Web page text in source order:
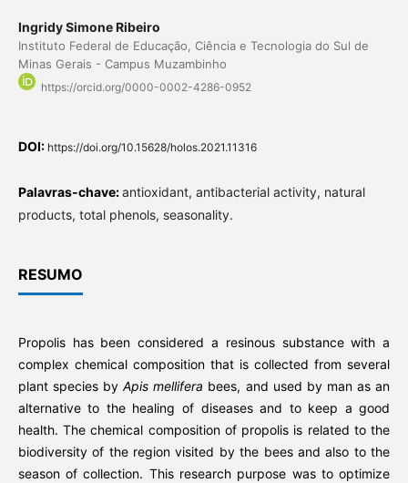
Ingridy Simone Ribeiro
Instituto Federal de Educação, Ciência e Tecnologia do Sul de
Minas Gerais - Campus Muzambinho
https://orcid.org/0000-0002-4286-0952
DOI: https://doi.org/10.15628/holos.2021.11316
Palavras-chave:antioxidant, antibacterial activity, natural
products, total phenols, seasonality.
RESUMO
Propolis has been considered a resinous substance with a
complex chemical composition that is collected from several
plant species byApis mellifera bees, and used by man as an
alternative to the healing of diseases and to keep a good
health. The chemical composition of propolis is related to the
biodiversity of the region visited by the bees and also to the
season of collection. This research purpose was to optimize